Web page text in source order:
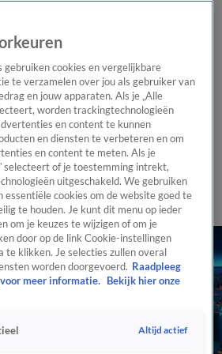
Regionieuws Het beste van Hart
Tip de
WeerTip de redactiePanelVideo's
gebruiken cookies en vergelijkbare
te verzamelen over jou als gebruiker van
en jouw apparaten. Als je „Alle
worden trackingtechnologieën
en content te kunnen
en diensten te verbeteren en om
en content te meten. Als je
selecteert of je toestemming intrekt,
uitgeschakeld. We gebruiken
essentiële cookies om de website goed te
te houden. Je kunt dit menu op ieder
om je keuzes te wijzigen of om je
door op de link Cookie-instellingen
te klikken. Je selecties zullen overal
worden doorgevoerd. Raadpleeg
meer informatie.
Bekijk hier onze
Altijd actief